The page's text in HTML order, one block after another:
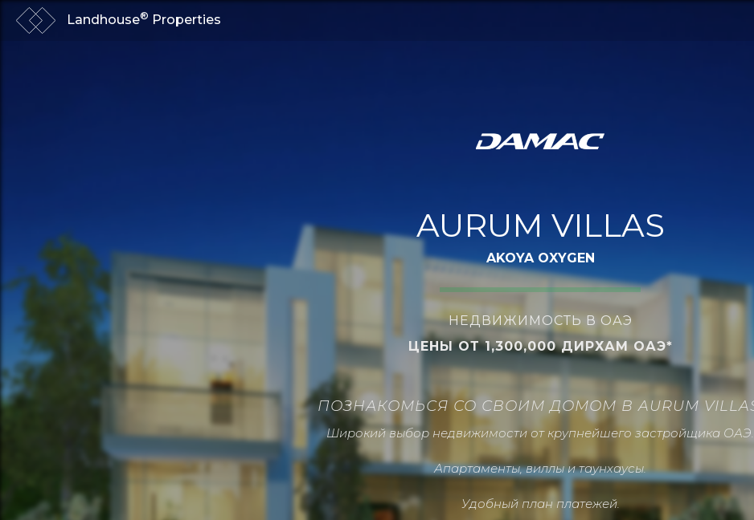
Landhouse® Properties
AURUM VILLAS
AKOYA OXYGEN
НЕДВИЖИМОСТЬ В ОАЭ
ЦЕНЫ ОТ 1,300,000 ДИРХАМ ОАЭ*
ПОЗНАКОМЬСЯ СО СВОИМ ДОМОМ В AURUM
Широкий выбор недвижимости от крупнейшего застройщика ОАЭ.
Апартаменты, виллы и таунхаусы.
Удобный план платежей.